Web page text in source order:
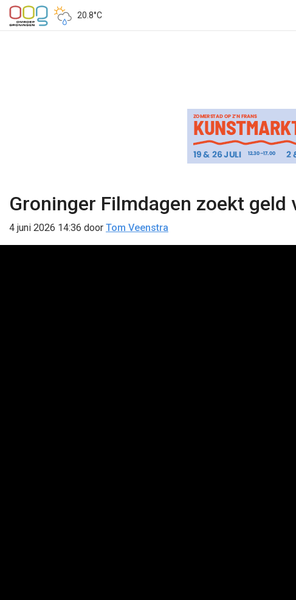
20.8°C
Groninger Filmdagen zoekt
4 juni 2026 14:36 door Tom Veenstra